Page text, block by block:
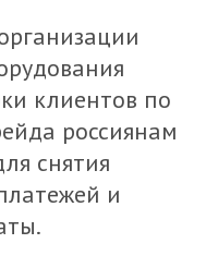
клиентов по
россиянам
снятия
и